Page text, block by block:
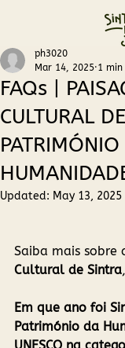
FAQs |
CULTURAL
ph3020
Mar 14, 2025 1
Updated: May 13, 2025
Saiba mais sobre
Cultural de Sintra
Em que ano foi
Património da